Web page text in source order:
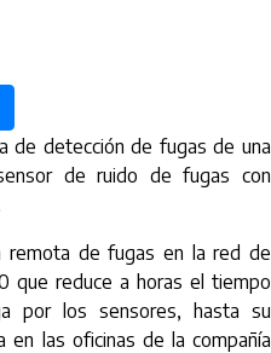
de detección de fugas de una
de ruido de fugas con
remota de fugas en la red de
que reduce a horas el tiempo
por los sensores, hasta su
en las oficinas de la compañía